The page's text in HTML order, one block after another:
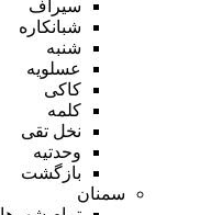
سیراف
شبانکاره
شنبه
عسلویه
کاکی
کلمه
نخل تقی
وحدتیه
بازگشت
سمنان